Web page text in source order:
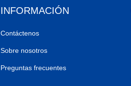
INFORMACIÓN
Contáctenos
Sobre nosotros
Preguntas frecuentes